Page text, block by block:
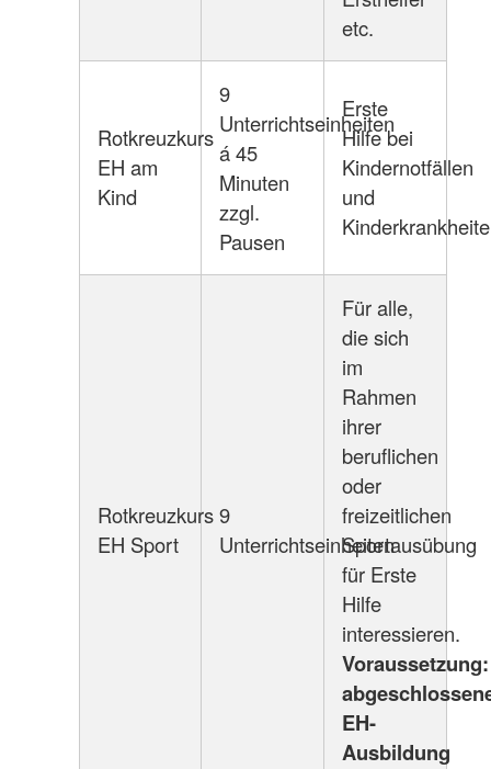
etc.
Rotkreuzkurs
EH am
Kind
9
Unterrichtseinheiten
á 45
Minuten
zzgl.
Pausen
Erste
Hilfe bei
Kindernotfällen
und
Rotkreuzkurs
EH Sport
9
Unterrichtseinheiten
Für alle,
die sich
im
Rahmen
ihrer
beruflichen
oder
freizeitlichen
Sportausübung
für Erste
Hilfe
interessieren.
Voraussetzung:
EH-
Ausbildung